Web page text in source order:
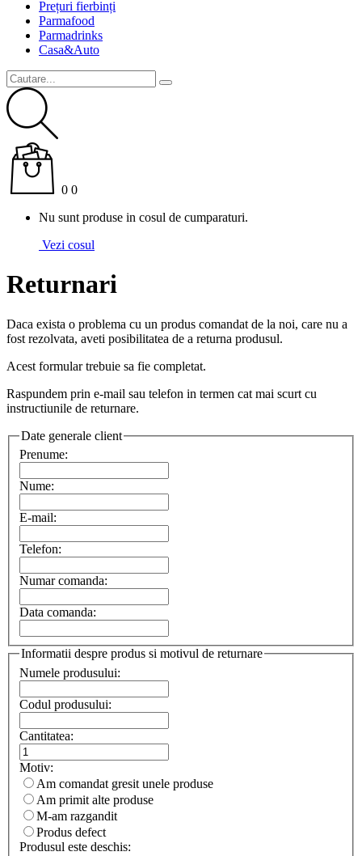
Prețuri fierbinți
Parmafood
Parmadrinks
Casa&Auto
0 0
Nu sunt produse in cosul de cumparaturi.
Vezi cosul
Returnari
Daca exista o problema cu un produs comandat de la noi, care nu a
fost rezolvata, aveti posibilitatea de a returna produsul.
Acest formular trebuie sa fie completat.
Raspundem prin e-mail sau telefon in termen cat mai scurt cu
instructiunile de returnare.
Date generale client
Prenume:
Nume:
E-mail:
Telefon:
Numar comanda:
Data comanda:
Informatii despre produs si motivul de returnare
Numele produsului:
Codul produsului:
Cantitatea:
Motiv:
Am comandat gresit unele produse
Am primit alte produse
M-am razgandit
Produs defect
Produsul este deschis: